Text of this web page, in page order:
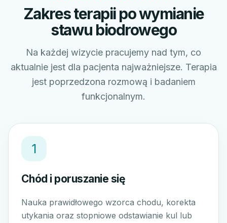
Zakres terapii po wymianie
stawu biodrowego
Na każdej wizycie pracujemy nad tym, co
aktualnie jest dla pacjenta najważniejsze. Terapia
jest poprzedzona rozmową i badaniem
funkcjonalnym.
1
Chód i poruszanie się
Nauka prawidłowego wzorca chodu, korekta
utykania oraz stopniowe odstawianie kul lub